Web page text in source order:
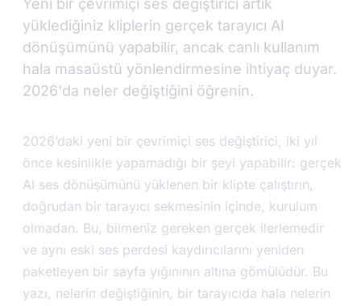
Yeni bir çevrimiçi ses değiştirici artık
yüklediğiniz kliplerin gerçek tarayıcı AI
dönüşümünü yapabilir, ancak canlı kullanım
hala masaüstü yönlendirmesine ihtiyaç duyar.
2026'da neler değiştiğini öğrenin.
2026’daki yeni bir çevrimiçi ses değiştirici, iki yıl
önce kesinlikle yapamadığı bir şeyi yapabilir: gerçek
AI ses dönüşümünü yüklenen bir klipte çalıştırın,
doğrudan bir tarayıcı sekmesinin içinde, kurulum
olmadan. Bu, bilmeniz gereken gerçek ilerlemedir
ve aynı eski ses perdesi kaydırıcılarını yeniden
paketleyen bir sayfa yığınının altına gömülüdür. Bu
yazı, nelerin değiştiğinin, bir tarayıcıda hala nelerin